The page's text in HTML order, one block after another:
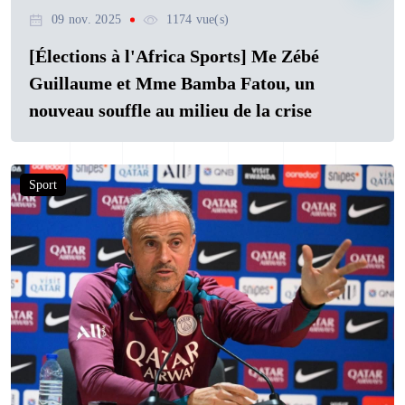
09 nov. 2025 1174 vue(s)
[Élections à l'Africa Sports] Me Zébé
Guillaume et Mme Bamba Fatou, un
nouveau souffle au milieu de la crise
Sport